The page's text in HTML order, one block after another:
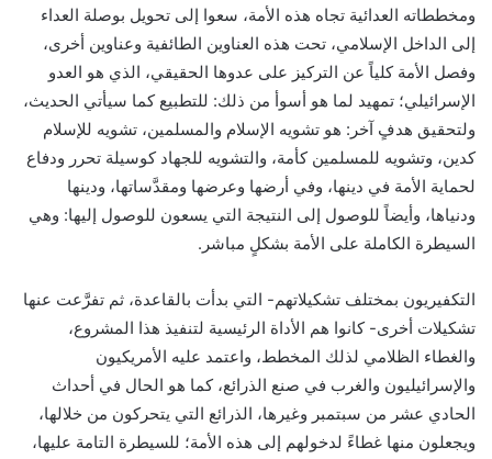
ومخططاته العدائية تجاه هذه الأمة، سعوا إلى تحويل بوصلة العداء
إلى الداخل الإسلامي، تحت هذه العناوين الطائفية وعناوين أخرى،
وفصل الأمة كلياً عن التركيز على عدوها الحقيقي، الذي هو العدو
الإسرائيلي؛ تمهيد لما هو أسوأ من ذلك: للتطبيع كما سيأتي الحديث،
ولتحقيق هدفٍ آخر: هو تشويه الإسلام والمسلمين، تشويه للإسلام
كدين، وتشويه للمسلمين كأمة، والتشويه للجهاد كوسيلة تحرر ودفاع
لحماية الأمة في دينها، وفي أرضها وعرضها ومقدَّساتها، ودينها
ودنياها، وأيضاً للوصول إلى النتيجة التي يسعون للوصول إليها: وهي
السيطرة الكاملة على الأمة بشكلٍ مباشر.
التكفيريون بمختلف تشكيلاتهم- التي بدأت بالقاعدة، ثم تفرَّعت عنها
تشكيلات أخرى- كانوا هم الأداة الرئيسية لتنفيذ هذا المشروع،
والغطاء الظلامي لذلك المخطط، واعتمد عليه الأمريكيون
والإسرائيليون والغرب في صنع الذرائع، كما هو الحال في أحداث
الحادي عشر من سبتمبر وغيرها، الذرائع التي يتحركون من خلالها،
ويجعلون منها غطاءً لدخولهم إلى هذه الأمة؛ للسيطرة التامة عليها،